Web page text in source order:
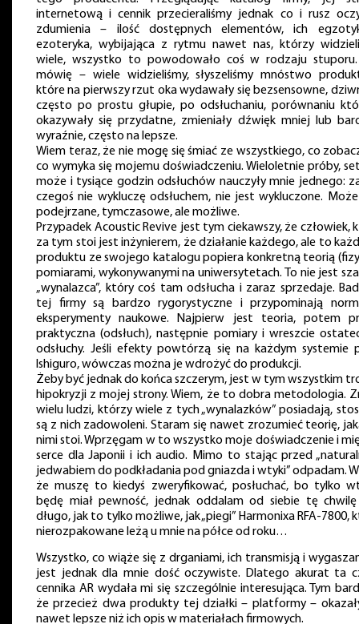
internetową i cennik przecieraliśmy jednak co i rusz
zdumienia – ilość dostępnych elementów, ich
ezoteryka, wybijająca z rytmu nawet nas, którzy
wiele, wszystko to powodowało coś w rodzaju stuporu.
mówię – wiele widzieliśmy, słyszeliśmy mnóstwo
które na pierwszy rzut oka wydawały się bezsensowne,
często po prostu głupie, po odsłuchaniu, porównaniu
okazywały się przydatne, zmieniały dźwięk mniej lub
wyraźnie, często na lepsze.
Wiem teraz, że nie mogę się śmiać ze wszystkiego, co
co wymyka się mojemu doświadczeniu. Wieloletnie próby,
może i tysiące godzin odsłuchów nauczyły mnie jednego:
czegoś nie wykluczę odsłuchem, nie jest wykluczone.
podejrzane, tymczasowe, ale możliwe.
Przypadek Acoustic Revive jest tym ciekawszy, że człowiek,
za tym stoi jest inżynierem, że działanie każdego, ale to
produktu ze swojego katalogu popiera konkretną teorią
pomiarami, wykonywanymi na uniwersytetach. To nie jest
„wynalazca”, który coś tam odsłucha i zaraz sprzedaje.
tej firmy są bardzo rygorystyczne i przypominają
eksperymenty naukowe. Najpierw jest teoria, potem
praktyczna (odsłuch), następnie pomiary i wreszcie
odsłuchy. Jeśli efekty powtórzą się na każdym systemie
Ishiguro, wówczas można je wdrożyć do produkcji.
Żeby być jednak do końca szczerym, jest w tym wszystkim
hipokryzji z mojej strony. Wiem, że to dobra metodologia.
wielu ludzi, którzy wiele z tych „wynalazków” posiadają,
są z nich zadowoleni. Staram się nawet zrozumieć teorię,
nimi stoi. Wprzęgam w to wszystko moje doświadczenie i
serce dla Japonii i ich audio. Mimo to stając przed
jedwabiem do podkładania pod gniazda i wtyki” odpadam.
że muszę to kiedyś zweryfikować, posłuchać, bo tylko
będę miał pewność, jednak oddalam od siebie tę
długo, jak to tylko możliwe, jak „piegi” Harmonixa RFA-7800,
nierozpakowane leżą u mnie na półce od roku…
Wszystko, co wiąże się z drganiami, ich transmisją i
jest jednak dla mnie dość oczywiste. Dlatego akurat ta
cennika AR wydała mi się szczególnie interesująca. Tym
że przecież dwa produkty tej działki – platformy –
nawet lepsze niż ich opis w materiałach firmowych.